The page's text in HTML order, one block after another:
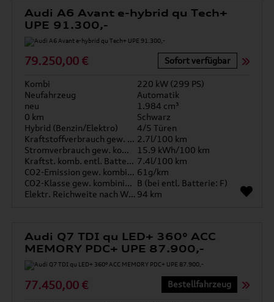
Audi A6 Avant e-hybrid qu Tech+
UPE 91.300,-
79.250,00 € Sofort verfügbar
Kombi
220 kW (299 PS)
Neufahrzeug
Automatik
neu
1.984 cm³
0 km
Schwarz
Hybrid (Benzin/Elektro)
4/5 Türen
Kraftstoffverbrauch gew. kombiniert 2.7l/100 km
Stromverbrauch gew. kombiniert
15.9 kWh/100 km
Kraftst. komb. entl. Batterie 7.4l/100 km
CO2-Emission gew. kombiniert 61g/km
CO2-Klasse gew. kombiniert B (bei entl. Batterie: F)
Elektr. Reichweite nach WLTP* 94 km
Audi Q7 TDI qu LED+ 360° ACC
MEMORY PDC+ UPE 87.900,-
77.450,00 € Bestellfahrzeug